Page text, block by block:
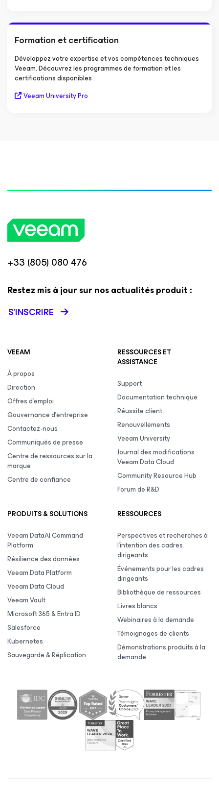
Formation et certification
Développez votre expertise et vos compétences techniques
Veeam. Découvrez les programmes de formation et les
certifications disponibles :
Veeam University Pro
+33 (805) 080 476
Restez mis à jour sur nos actualités produit :
S’INSCRIRE
VEEAM
À propos
Direction
Offres d’emploi
Gouvernance d’entreprise
Contactez-nous
Communiqués de presse
Centre de ressources sur la
marque
Centre de confiance
RESSOURCES ET
ASSISTANCE
Support
Documentation technique
Réussite client
Renouvellements
Veeam University
Journal des modifications
Veeam Data Cloud
Community Resource Hub
Forum de R&D
PRODUITS & SOLUTIONS
Veeam DataAI Command
Platform
Résilience des données
Veeam Data Platform
Veeam Data Cloud
Veeam Vault
Microsoft 365 & Entra ID
Salesforce
Kubernetes
Sauvegarde & Réplication
RESSOURCES
Perspectives et recherches à
l’intention des cadres
dirigeants
Événements pour les cadres
dirigeants
Bibliothèque de ressources
Livres blancs
Webinaires à la demande
Témoignages de clients
Démonstrations produits à la
demande